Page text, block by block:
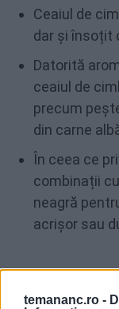
temananc.ro -
Ceaiul de
dar și însoțit
Datorită
ceaiul de
precum
din carne
În ceea ce
combinații
neagră
acrișor sau